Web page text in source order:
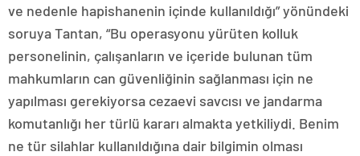
ve nedenle hapishanenin içinde kullanıldığı” yönündeki
soruya Tantan, “Bu operasyonu yürüten kolluk
personelinin, çalışanların ve içeride bulunan tüm
mahkumların can güvenliğinin sağlanması için ne
yapılması gerekiyorsa cezaevi savcısı ve jandarma
komutanlığı her türlü kararı almakta yetkiliydi. Benim
ne tür silahlar kullanıldığına dair bilgimin olması